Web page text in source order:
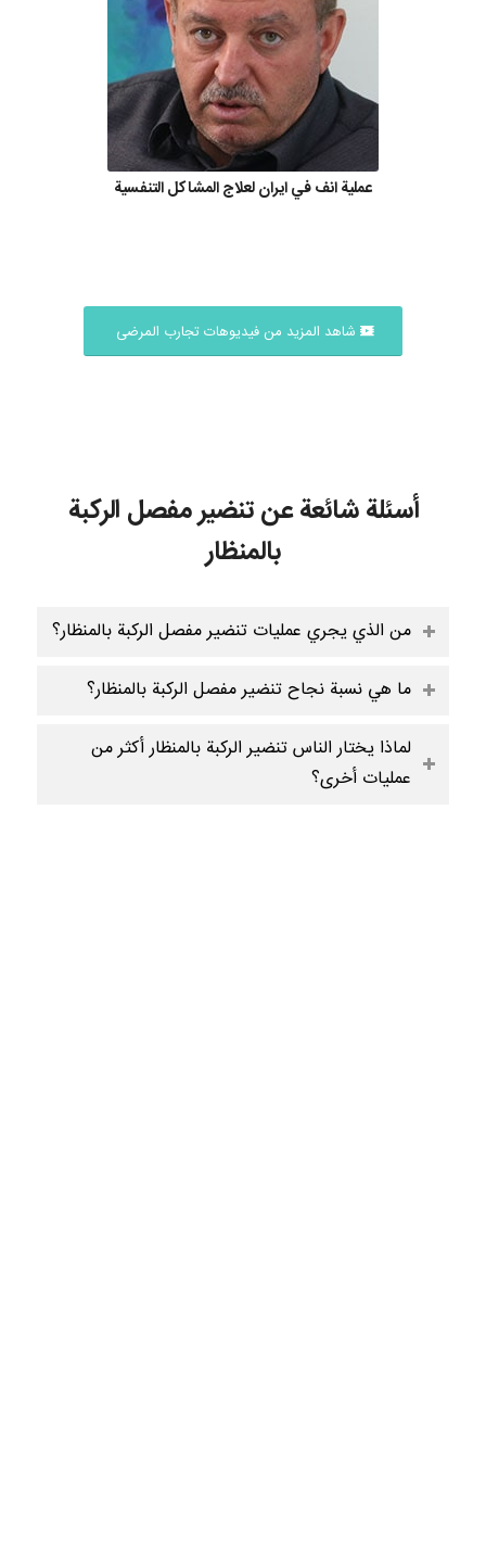
عملية انف في ايران لعلاج المشاكل التنفسية
شاهد المزيد من فيديوهات تجارب المرضى
أسئلة شائعة عن تنضير مفصل الركبة
بالمنظار
من الذي يجري عمليات تنضير مفصل الركبة بالمنظار؟
ما هي نسبة نجاح تنضير مفصل الركبة بالمنظار؟
لماذا يختار الناس تنضير الركبة بالمنظار أكثر من
عمليات أخرى؟